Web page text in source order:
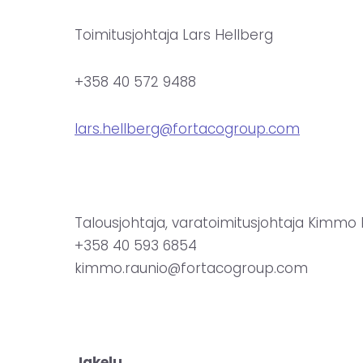
Toimitusjohtaja Lars Hellberg
+358 40 572 9488
lars.hellberg@fortacogroup.com
Talousjohtaja, varatoimitusjohtaja Kimmo
+358 40 593 6854
kimmo.raunio@fortacogroup.com